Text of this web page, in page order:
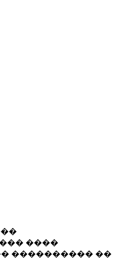
����
���������� ��